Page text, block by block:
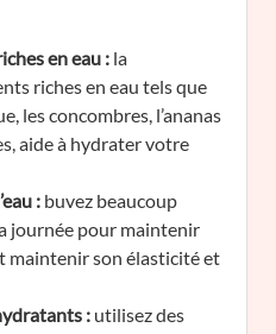
en eau : la
riches en eau tels que
les concombres, l’ananas
aide à hydrater votre
: buvez beaucoup
journée pour maintenir
maintenir son élasticité et
: utilisez des